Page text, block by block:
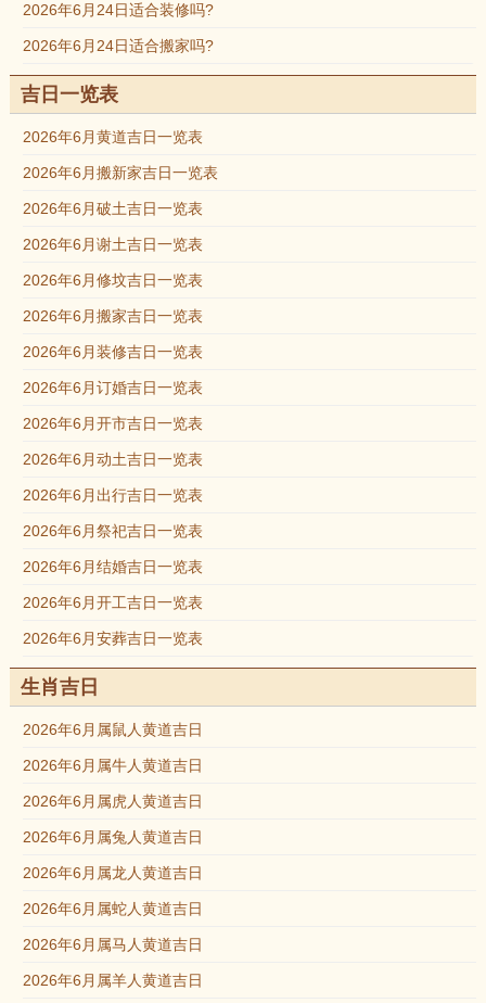
2026年6月24日适合装修吗?
2026年6月24日适合搬家吗?
吉日一览表
2026年6月黄道吉日一览表
2026年6月搬新家吉日一览表
2026年6月破土吉日一览表
2026年6月谢土吉日一览表
2026年6月修坟吉日一览表
2026年6月搬家吉日一览表
2026年6月装修吉日一览表
2026年6月订婚吉日一览表
2026年6月开市吉日一览表
2026年6月动土吉日一览表
2026年6月出行吉日一览表
2026年6月祭祀吉日一览表
2026年6月结婚吉日一览表
2026年6月开工吉日一览表
2026年6月安葬吉日一览表
生肖吉日
2026年6月属鼠人黄道吉日
2026年6月属牛人黄道吉日
2026年6月属虎人黄道吉日
2026年6月属兔人黄道吉日
2026年6月属龙人黄道吉日
2026年6月属蛇人黄道吉日
2026年6月属马人黄道吉日
2026年6月属羊人黄道吉日